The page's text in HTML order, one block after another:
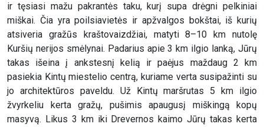
ir tęsiasi mažu pakrantės taku, kurį supa drėgni pelkiniai
miškai. Čia yra poilsiavietės ir apžvalgos bokštai, iš kurių
atsiveria gražūs kraštovaizdžiai, matyti 8–10 km nutolę
Kuršių nerijos smėlynai. Padarius apie 3 km ilgio lanką, Jūrų
takas išeina į ankstesnį kelią ir paėjus maždaug 2 km
pasiekia Kintų miestelio centrą, kuriame verta susipažinti su
jo architektūros paveldu. Už Kintų maršrutas 5 km ilgio
žvyrkeliu kerta gražų, pušimis apaugusį miškingą kopų
masyvą. Likus 3 km iki Drevernos kaimo Jūrų takas kerta